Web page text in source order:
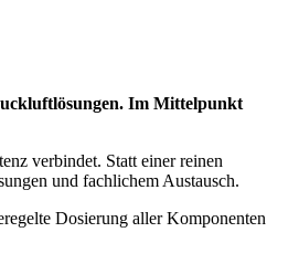
Im Mittelpunkt
verbindet. Statt einer reinen
und fachlichem Austausch.
Dosierung aller Komponenten